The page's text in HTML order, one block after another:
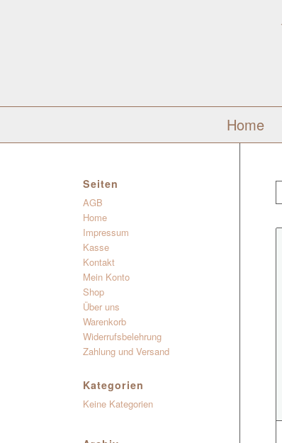
Home
Seiten
AGB
Home
Impressum
Kasse
Kontakt
Mein Konto
Shop
Über uns
Warenkorb
Widerrufsbelehrung
Zahlung und Versand
Kategorien
Keine Kategorien